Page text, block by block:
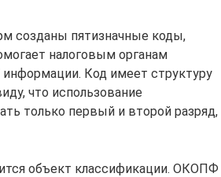
созданы пятизначные коды,
налоговым органам
Код имеет структуру
что использование
только первый и второй разряд,
объект классификации. ОКОПФ